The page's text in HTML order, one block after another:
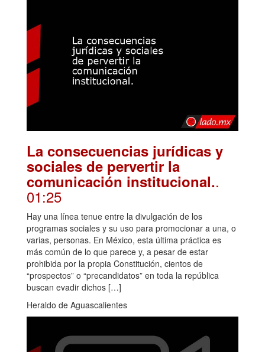
La consecuencias jurídicas y
sociales de pervertir la
comunicación institucional..
01:25
Hay una línea tenue entre la divulgación de los
programas sociales y su uso para promocionar a una, o
varias, personas. En México, esta última práctica es
más común de lo que parece y, a pesar de estar
prohibida por la propia Constitución, cientos de
“prospectos” o “precandidatos” en toda la república
buscan evadir dichos […]
Heraldo de Aguascalientes